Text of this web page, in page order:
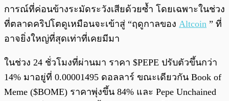
การณ์ที่ค่อนข้างระมัดระวังเสียด้วยซ้ำ โดยเฉพาะในช่วง
ที่ตลาดคริปโตดูเหมือนจะเข้าสู่ “ฤดูกาลของ Altcoin ” ที่
อาจยิ่งใหญ่ที่สุดเท่าที่เคยมีมา
ในช่วง 24 ชั่วโมงที่ผ่านมา ราคา $PEPE ปรับตัวขึ้นกว่า
14% มาอยู่ที่ 0.00001495 ดอลลาร์ ขณะเดียวกัน Book of
Meme ($BOME) ราคาพุ่งขึ้น 84% และ Pepe Unchained